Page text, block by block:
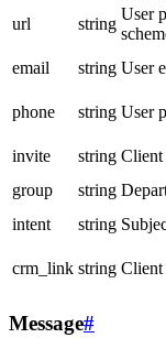
url
string
User
email
string User
phone
string User
invite
string
group
string
intent
string
crm_link string
Message#